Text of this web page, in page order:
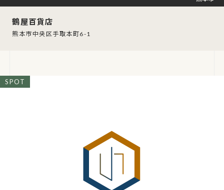
鶴屋百貨店
熊本市中央区手取本町6-1